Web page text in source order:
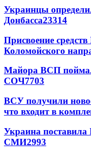
Украинцы
Донбасса23314
Присвоение
Коломойского
Майора ВСП
СОЧ7703
ВСУ получили
что входит в
Украина
СМИ2993